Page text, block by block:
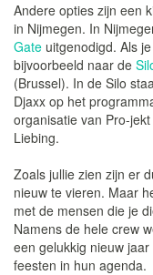
Andere opties zijn een
in Nijmegen. In
Gate uitgenodigd. Als
bijvoorbeeld naar de
(Brussel). In de Silo
Djaxx op het
organisatie van Pro-
Liebing.
Zoals jullie zien zijn er
nieuw te vieren. Maar
met de mensen die je
Namens de hele crew
een gelukkig nieuw
feesten in hun agenda.